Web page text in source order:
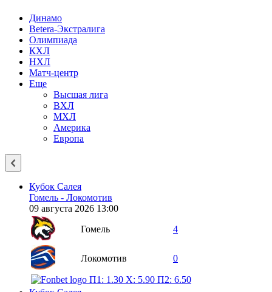
Динамо
Betera-Экстралига
Олимпиада
КХЛ
НХЛ
Матч-центр
Еще
Высшая лига
ВХЛ
МХЛ
Америка
Европа
Кубок Салея
Гомель - Локомотив
09 августа 2026 13:00
Гомель
4
Локомотив 0
П1: 1.30 X: 5.90 П2: 6.50